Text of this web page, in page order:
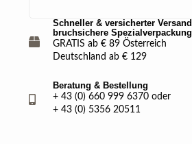
Schneller & versicherter Versand
bruchsichere Spezialverpackung
GRATIS ab € 89 Österreich
Deutschland ab € 129
Beratung & Bestellung
+ 43 (0) 660 999 6370 oder
+ 43 (0) 5356 20511